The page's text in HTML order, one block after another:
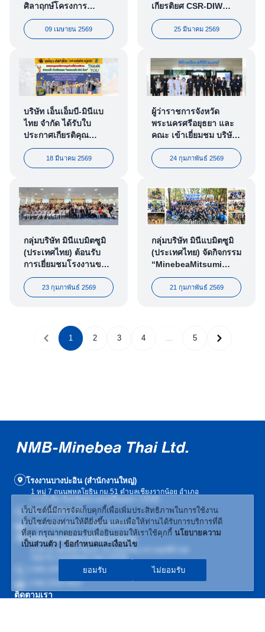
ศิลาฤกษ์โครงการ
“Minebea Super Solar
Power Plant Lopburi
(MSSP-LPB)” มุ่งสู่ความ
09 เมษายน 2569
เกียรติยศ CSR-DIW
Continuous Award
2568 ตอกย้ำองค์กร
ต้นแบบอุตสาหกรรม
25 มีนาคม 2569
บริษัท เอ็นเอ็มบี-มินีแบ
ไทย จำกัด ได้รับใบ
ประกาศเกียรติคุณ
โครงการสนับสนุน
กิจกรรมลดก๊าซเรือน
กระจก ภายใต้กิจกรรม
สงครามส่ง (ฝา) ด่วน”
18 มีนาคม 2569
ผู้ว่าราชการจังหวัด
พระนครศรีอยุธยา และ
คณะ เข้าเยี่ยมชม บริษัท
เอ็นเอ็มบี- มินีแบ ไทย
จำกัด24 กุมภาพันธ์ 2569
กลุ่มบริษัท มินีแบมิตซูมิ
(ประเทศไทย) ต้อนรับ
การเยี่ยมชมโรงงานของ
คณาจารย์ และนิสิต
นานาชาติ คณะ
วิศวกรรมศาสตร์ จาก 14
23 กุมภาพันธ์ 2569
กลุ่มบริษัท มินีแบมิตซูมิ
(ประเทศไทย) จัดกิจกรรม
“MinebeaMitsumi
‘Back to Blue’ ทุกมือ
ร่วมสร้าง คืนชีวิตให้ท้อง
ทะเลไทย”
21 กุมภาพันธ์ 2569
1 2 3 4 ... 5
โรงงานบางปะอิน (สำนักงานใหญ่)
1 หมู่ 7 ถนนพหลโยธิน กม.51 ตำบลเชียงรากน้อย อำเภอ
บางปะอิน จังหวัดพระนครศรีอยุธยา 13180
(+66) 3536-1439
(+66) 3536-1177, (+66) 3536-1477
สำนักงานกรุงเทพ (สำนักงานขาย)
อาคารเวฟเพลส ชั้น19, 55 ถนนวิทยุ แขวงลุมพินี เขต
ปทุมวัน กรุงเทพมหานคร 10330
(+66) 2253-4537
ติดตามเรา
เว็บไซต์นี้มีการจัดเก็บคุกกี้เพื่อเพิ่มประสิทธิภาพในการใช้งาน
เว็บไซต์ของท่านให้ดียิ่งขึ้น และเพื่อให้ท่านได้รับการบริการที่ดี
ที่สุด กรุณากดยอมรับเพื่อยินยอมให้เราใช้คุกกี้ นโยบายความ
เป็นส่วนตัว | ข้อกำหนดและเงื่อนไข
ยอมรับ ไม่ยอมรับ